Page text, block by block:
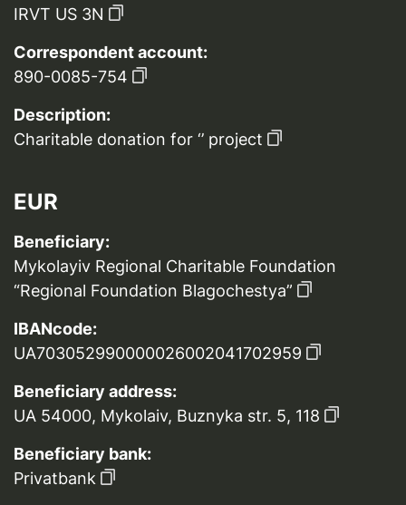
IRVT US 3N
Correspondent account:
890-0085-754
Description:
Charitable donation for ‘’ project
EUR
Beneficiary:
Mykolayiv Regional Charitable Foundation
“Regional Foundation Blagochestya”
IBANcode:
UA703052990000026002041702959
Beneficiary address:
UA 54000, Mykolaiv, Buznyka str. 5, 118
Beneficiary bank:
Privatbank